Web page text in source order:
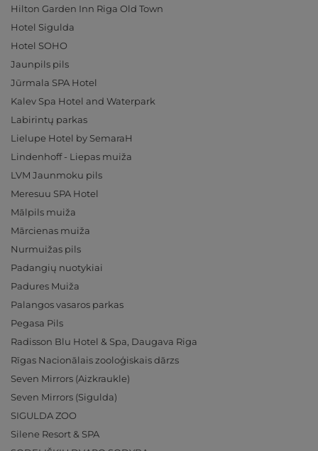
Hilton Garden Inn Riga Old Town
Hotel Sigulda
Hotel SOHO
Jaunpils pils
Jūrmala SPA Hotel
Kalev Spa Hotel and Waterpark
Labirintų parkas
Lielupe Hotel by SemaraH
Lindenhoff - Liepas muiža
LVM Jaunmoku pils
Meresuu SPA Hotel
Mālpils muiža
Mārcienas muiža
Nurmuižas pils
Padangių nuotykiai
Padures Muiža
Palangos vasaros parkas
Pegasa Pils
Radisson Blu Hotel & Spa, Daugava Riga
Rīgas Nacionālais zooloģiskais dārzs
Seven Mirrors (Aizkraukle)
Seven Mirrors (Sigulda)
SIGULDA ZOO
Silene Resort & SPA